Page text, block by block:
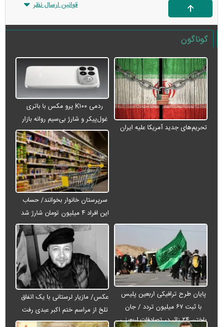
قوانین ارسال نظر
گوناگون
تحریم‌های جدید آمریکا علیه ایران
ردمی K۱۰۰ پرو مکس با باتری
غول‌پیکر و شارژ بی‌سیم روانه بازار
می‌شود
سرپرستان خانوار بخوانند/ حساب
این افراد ۴ میلیون تومان شارژ شد
پایان طرح ترافیکی اربعین پلیس
با ثبت ۶۷ میلیون تردد / جان
باختن ۲۴ زائر در تصادفات اربعینی
عکس/ مازیار لرستانی با یک اتفاق
تلخ از مراسم ختم اکبر عبدی رفت